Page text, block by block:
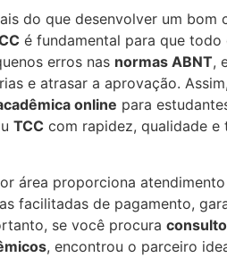
do que desenvolver um bom
é fundamental para que todo
erros nas normas ABNT,
e atrasar a aprovação.
online para
TCC com rapidez, qualidade e
área proporciona atendimento
facilitadas de pagamento,
se você procura
, encontrou o parceiro